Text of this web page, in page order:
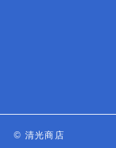
© 清光商店